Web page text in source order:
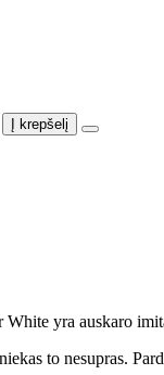
Į krepšelį
White yra auskaro
to nesupras.